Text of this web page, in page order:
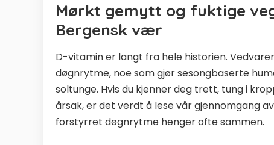
Mørkt gemytt og fuktige
Bergensk vær
D-vitamin er langt fra hele historien.
døgnrytme, noe som gjør sesongbaserte
soltunge. Hvis du kjenner deg trett, tung i
årsak, er det verdt å lese vår gjennomgang av
forstyrret døgnrytme henger ofte sammen.